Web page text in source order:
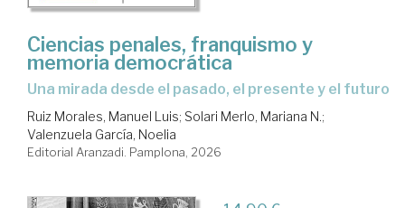
Ciencias penales, franquismo y
memoria democrática
una mirada desde el pasado, el presente y el futuro
Ruiz Morales, Manuel Luis; Solari Merlo, Mariana N.;
Valenzuela García, Noelia
Editorial Aranzadi. Pamplona, 2026